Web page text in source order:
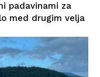
padavinami za
med drugim velja